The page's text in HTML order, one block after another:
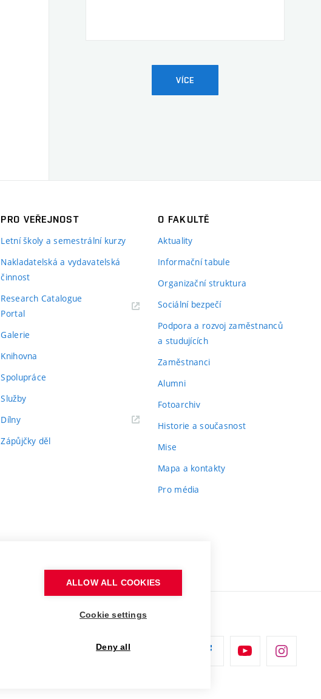
VÍCE
PRO VEŘEJNOST
Letní školy a semestrální kurzy
Nakladatelská a vydavatelská
činnost
Research Catalogue
Portal
Galerie
Knihovna
Spolupráce
Služby
Dílny
Zápůjčky děl
O FAKULTĚ
Aktuality
Informační tabule
Organizační struktura
Sociální bezpečí
Podpora a rozvoj zaměstnanců
a studujících
Zaměstnanci
Alumni
Fotoarchiv
Historie a současnost
Mise
Mapa a kontakty
Pro média
ALLOW ALL COOKIES
Cookie settings
Deny all